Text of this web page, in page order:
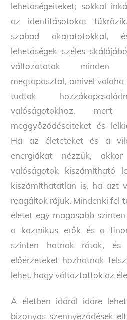
lehetőségeiteket; sokkal
az identitásotokat
szabad akaratotokkal,
lehetőségek széles
változatotok minden
megtapasztal, amivel
tudtok
valóságotokhoz,
meggyőződéseiteket és
Ha az életeteket és a
energiákat nézzük,
valóságotok kiszámítható
kiszámíthatatlan is, ha azt
reagáltok rájuk. Mindenki fel
életet egy magasabb
a kozmikus erők és a
szinten hatnak rátok, és
előérzeteket hozhatnak
lehet, hogy változtattok az
A életben időről időre
bizonyos szennyeződések